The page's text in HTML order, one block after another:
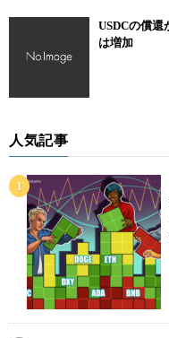
USDCの償還
は増加
人気記事